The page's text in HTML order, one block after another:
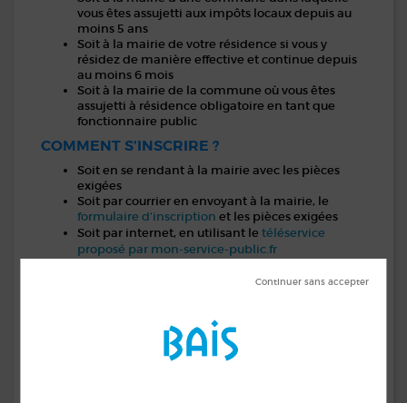
vous êtes assujetti aux impôts locaux depuis au
moins 5 ans
Soit à la mairie de votre résidence si vous y
résidez de manière effective et continue depuis
au moins 6 mois
Soit à la mairie de la commune où vous êtes
assujetti à résidence obligatoire en tant que
fonctionnaire public
COMMENT S’INSCRIRE ?
Soit en se rendant à la mairie avec les pièces
exigées
Soit par courrier en envoyant à la mairie, le
formulaire d’inscription et les pièces exigées
Soit par internet, en utilisant le téléservice
proposé par mon-service-public.fr
Vous devez fournir les documents suivants :
cerfa n°12669*01